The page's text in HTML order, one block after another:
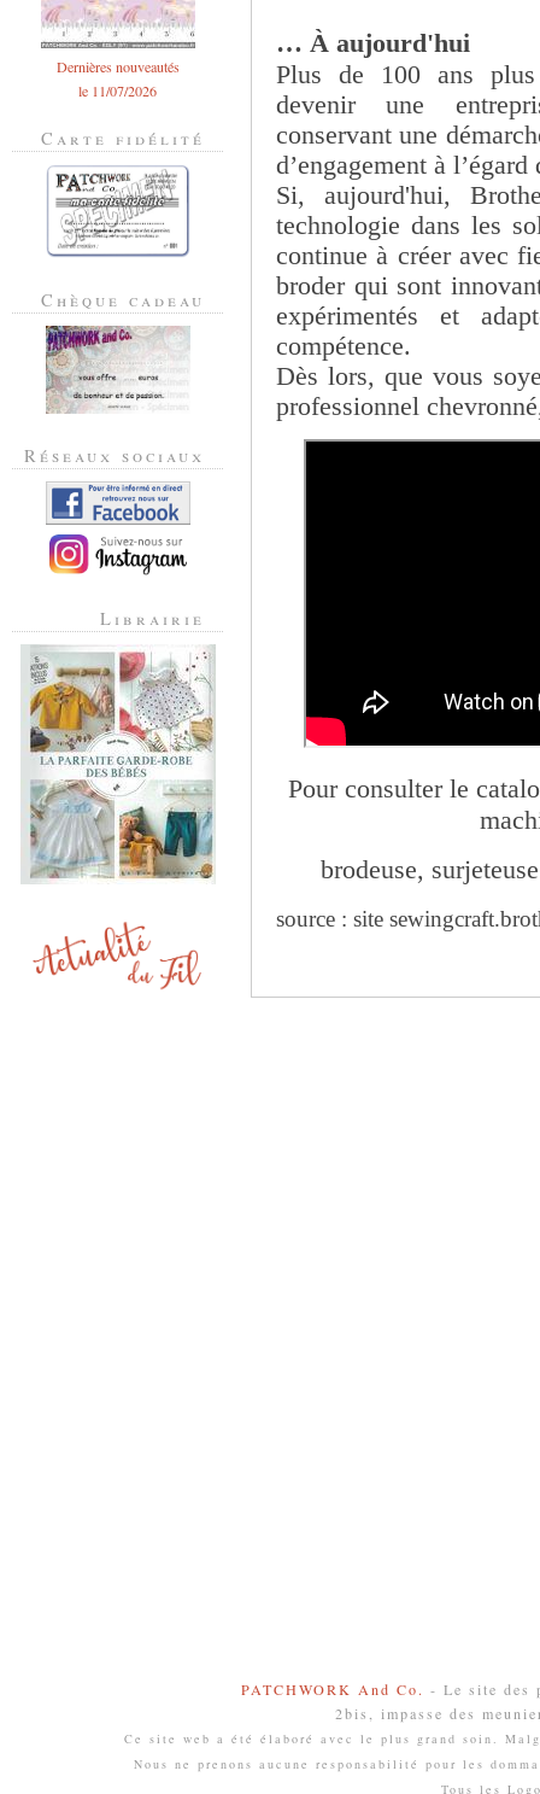
… À aujourd'hui
Plus de 100 ans
devenir une
conservant une
d’engagement à
Si, aujourd'hui,
technologie dans les
continue à créer avec
broder qui sont
expérimentés et
compétence.
Dès lors, que vous
professionnel
Pour consulter le
brodeuse,
source : site
Dernières nouveautés
le 11/07/2026
Carte fidélité
Chèque cadeau
Réseaux sociaux
Librairie
PATCHWORK And Co. - Le site des
2bis, impasse des
Ce site web a été élaboré avec le plus grand soin.
Nous ne prenons aucune responsabilité pour les
Tous les